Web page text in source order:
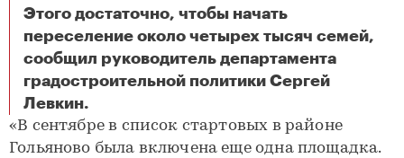
Этого достаточно, чтобы начать
переселение около четырех тысяч семей,
сообщил руководитель департамента
градостроительной политики Сергей
Левкин.
«В сентябре в список стартовых в районе
Гольяново была включена еще одна площадка.